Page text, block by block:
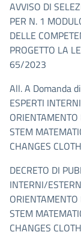
AVVISO DI
PER N. 1
DELLE
PROGETTO LA
65/2023
All. A Domanda
ESPERTI
STEM
CHANGES
DECRETO DI
INTERNI/
STEM
CHANGES